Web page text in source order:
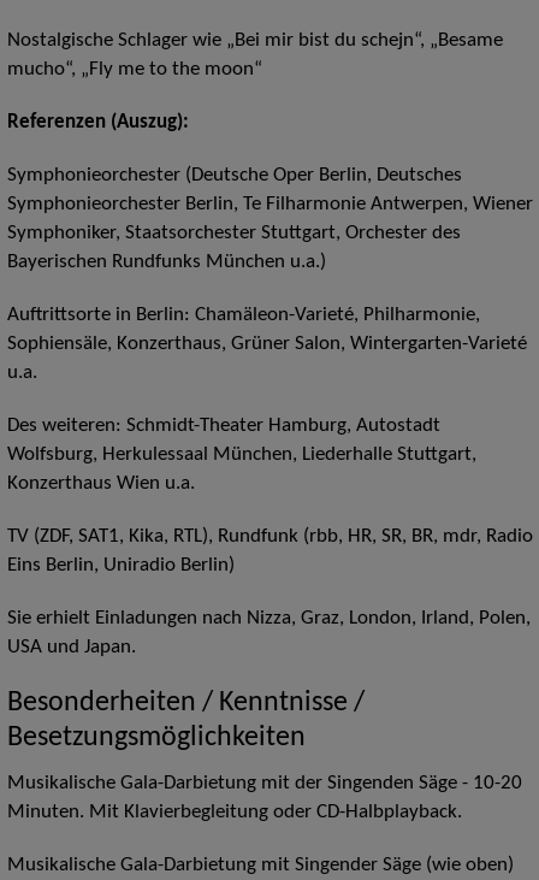
Nostalgische Schlager wie „Bei mir bist du schejn“, „Besame
mucho“, „Fly me to the moon“
Referenzen (Auszug):
Symphonieorchester (Deutsche Oper Berlin, Deutsches
Symphonieorchester Berlin, Te Filharmonie Antwerpen, Wiener
Symphoniker, Staatsorchester Stuttgart, Orchester des
Bayerischen Rundfunks München u.a.)
Auftrittsorte in Berlin: Chamäleon-Varieté, Philharmonie,
Sophiensäle, Konzerthaus, Grüner Salon, Wintergarten-Varieté
u.a.
Des weiteren: Schmidt-Theater Hamburg, Autostadt
Wolfsburg, Herkulessaal München, Liederhalle Stuttgart,
Konzerthaus Wien u.a.
TV (ZDF, SAT1, Kika, RTL), Rundfunk (rbb, HR, SR, BR, mdr, Radio
Eins Berlin, Uniradio Berlin)
Sie erhielt Einladungen nach Nizza, Graz, London, Irland, Polen,
USA und Japan.
Besonderheiten / Kenntnisse /
Besetzungsmöglichkeiten
Musikalische Gala-Darbietung mit der Singenden Säge - 10-20
Minuten. Mit Klavierbegleitung oder CD-Halbplayback.
Musikalische Gala-Darbietung mit Singender Säge (wie oben)